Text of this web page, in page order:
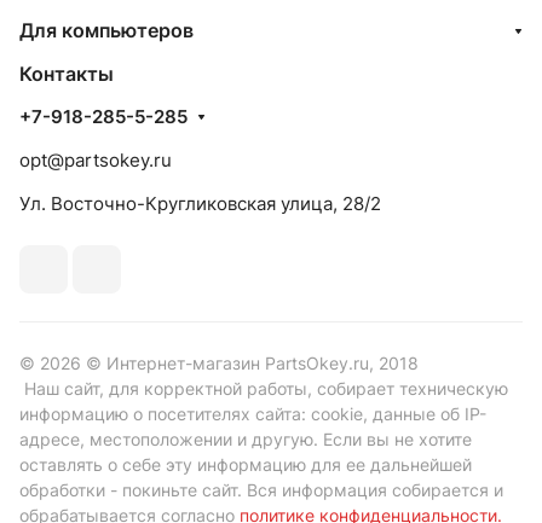
Для компьютеров
Контакты
+7-918-285-5-285
opt@partsokey.ru
Ул. Восточно-Кругликовская улица, 28/2
© 2026 © Интернет-магазин PartsOkey.ru, 2018
Наш сайт, для корректной работы, собирает техническую
информацию о посетителях сайта: cookie, данные об IP-
адресе, местоположении и другую. Если вы не хотите
оставлять о себе эту информацию для ее дальнейшей
обработки - покиньте сайт. Вся информация собирается и
обрабатывается согласно политике конфиденциальности.